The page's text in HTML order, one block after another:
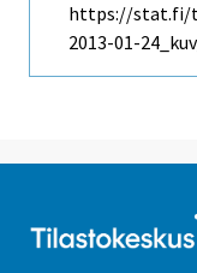
https://stat.fi/
2013-01-